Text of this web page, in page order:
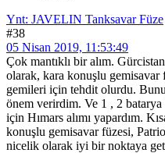
Ynt: JAVELIN Tanksavar Füze
#38
05 Nisan 2019, 11:53:49
Çok mantıklı bir alım.
olarak, kara konuşlu gemisavar
gemileri için tehdit olurdu.
önem verirdim. Ve 1 , 2 batarya
için Hımars alımı yapardım.
konuşlu gemisavar füzesi,
nicelik olarak iyi bir noktaya